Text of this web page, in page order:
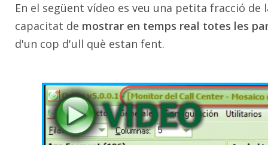
En el següent vídeo es veu una petita fracció
capacitat de mostrar en temps real totes les
d'un cop d'ull què estan fent.